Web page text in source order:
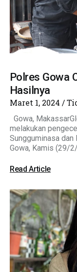
Polres Gowa
Hasilnya
Maret 1, 2024
Gowa,
melakukan
Sungguminasa
Gowa, Kamis (29/
Read Article